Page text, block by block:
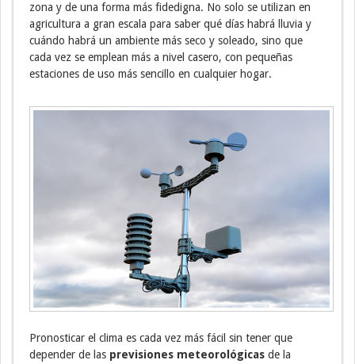
zona y de una forma más fidedigna. No solo se utilizan en
agricultura a gran escala para saber qué días habrá lluvia y
cuándo habrá un ambiente más seco y soleado, sino que
cada vez se emplean más a nivel casero, con pequeñas
estaciones de uso más sencillo en cualquier hogar.
Pronosticar el clima es cada vez más fácil sin tener que
depender de las previsiones meteorológicas de la